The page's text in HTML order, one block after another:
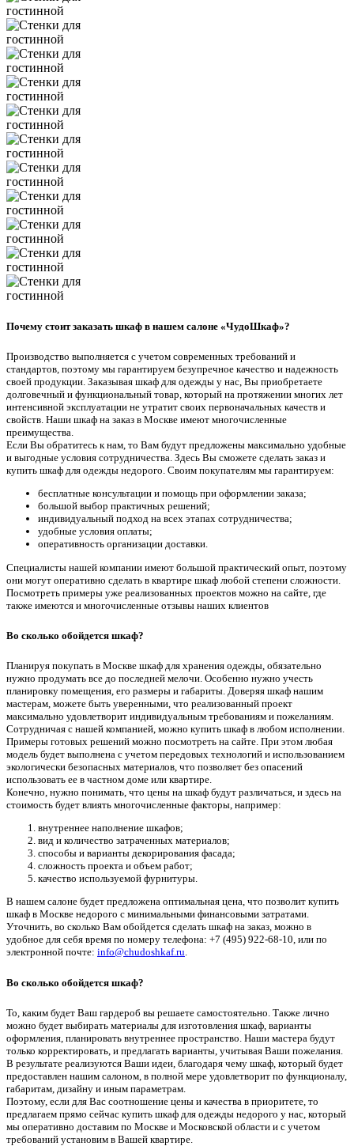
Почему стоит заказать шкаф в нашем салоне «ЧудоШкаф»?
Производство выполняется с учетом современных требований и
стандартов, поэтому мы гарантируем безупречное качество и надежность
своей продукции. Заказывая шкаф для одежды у нас, Вы приобретаете
долговечный и функциональный товар, который на протяжении многих лет
интенсивной эксплуатации не утратит своих первоначальных качеств и
свойств. Наши шкаф на заказ в Москве имеют многочисленные
преимущества.
Если Вы обратитесь к нам, то Вам будут предложены максимально удобные
и выгодные условия сотрудничества. Здесь Вы сможете сделать заказ и
купить шкаф для одежды недорого. Своим покупателям мы гарантируем:
бесплатные консультации и помощь при оформлении заказа;
большой выбор практичных решений;
индивидуальный подход на всех этапах сотрудничества;
удобные условия оплаты;
оперативность организации доставки.
Специалисты нашей компании имеют большой практический опыт, поэтому
они могут оперативно сделать в квартире шкаф любой степени сложности.
Посмотреть примеры уже реализованных проектов можно на сайте, где
также имеются и многочисленные отзывы наших клиентов
Во сколько обойдется шкаф?
Планируя покупать в Москве шкаф для хранения одежды, обязательно
нужно продумать все до последней мелочи. Особенно нужно учесть
планировку помещения, его размеры и габариты. Доверяя шкаф нашим
мастерам, можете быть уверенными, что реализованный проект
максимально удовлетворит индивидуальным требованиям и пожеланиям.
Сотрудничая с нашей компанией, можно купить шкаф в любом исполнении.
Примеры готовых решений можно посмотреть на сайте. При этом любая
модель будет выполнена с учетом передовых технологий и использованием
экологически безопасных материалов, что позволяет без опасений
использовать ее в частном доме или квартире.
Конечно, нужно понимать, что цены на шкаф будут различаться, и здесь на
стоимость будет влиять многочисленные факторы, например:
внутреннее наполнение шкафов;
вид и количество затраченных материалов;
способы и варианты декорирования фасада;
сложность проекта и объем работ;
качество используемой фурнитуры.
В нашем салоне будет предложена оптимальная цена, что позволит купить
шкаф в Москве недорого с минимальными финансовыми затратами.
Уточнить, во сколько Вам обойдется сделать шкаф на заказ, можно в
удобное для себя время по номеру телефона: +7 (495) 922-68-10, или по
электронной почте: info@chudoshkaf.ru.
Во сколько обойдется шкаф?
То, каким будет Ваш гардероб вы решаете самостоятельно. Также лично
можно будет выбирать материалы для изготовления шкаф, варианты
оформления, планировать внутреннее пространство. Наши мастера будут
только корректировать, и предлагать варианты, учитывая Ваши пожелания.
В результате реализуются Ваши идеи, благодаря чему шкаф, который будет
предоставлен нашим салоном, в полной мере удовлетворит по функционалу,
габаритам, дизайну и иным параметрам.
Поэтому, если для Вас соотношение цены и качества в приоритете, то
предлагаем прямо сейчас купить шкаф для одежды недорого у нас, который
мы оперативно доставим по Москве и Московской области и с учетом
требований установим в Вашей квартире.